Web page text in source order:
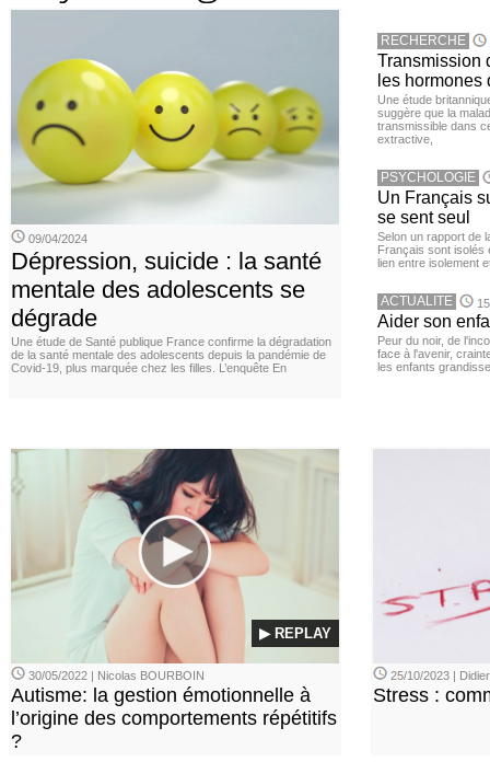
09/04/2024
Dépression, suicide : la santé
mentale des adolescents se
dégrade
Une étude de Santé publique France confirme la dégradation
de la santé mentale des adolescents depuis la pandémie de
Covid-19, plus marquée chez les filles. L’enquête En
RECHERCHE
Transmission
les hormones
Une étude
suggère que la
transmissible dans
extractive,
PSYCHOLOGIE
Un Français
se sent seul
Selon un rapport de
Français sont isolés
lien entre isolement
ACTUALITE
Aider son
Peur du noir, de
face à l'avenir,
les enfants
▶ REPLAY
30/05/2022 | Nicolas BOURBOIN
Autisme: la gestion émotionnelle à
l’origine des comportements répétitifs
?
25/10/2023 |
Stress :